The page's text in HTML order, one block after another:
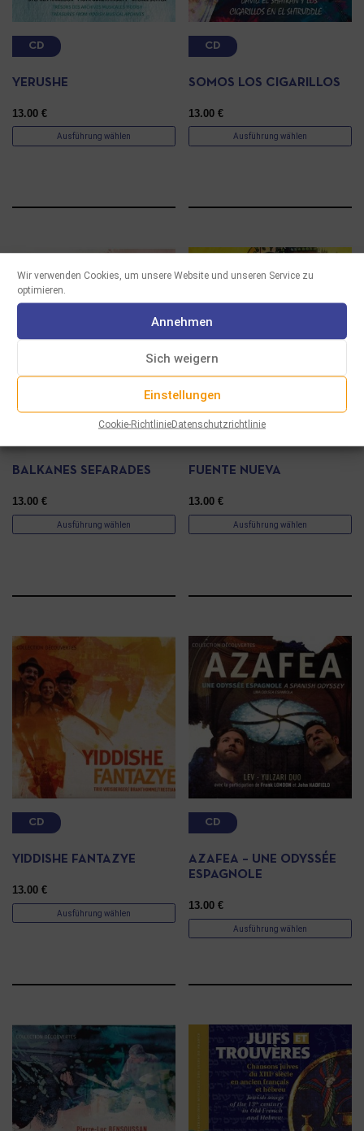
Wir verwenden Cookies, um unsere Website und unseren Service zu
optimieren.
Annehmen
Sich weigern
Einstellungen
Cookie-RichtlinieDatenschutzrichtlinie
CD
YERUSHE
13.00 €
Ausführung wählen
CD
SOMOS LOS CIGARILLOS
13.00€
Ausführung wählen
BALKANES SEFARADES
13.00 €
Ausführung wählen
FUENTE NUEVA
13.00€
Ausführung wählen
CD
YIDDISHE FANTAZYE
13.00 €
Ausführung wählen
CD
AZAFEA – UNE ODYSSÉE
ESPAGNOLE
13.00€
Ausführung wählen